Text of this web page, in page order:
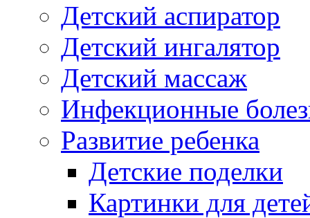
Детский аспиратор
Детский ингалятор
Детский массаж
Инфекционные
Развитие ребенка
Детские поделки
Картинки для